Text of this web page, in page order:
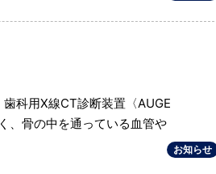
科用X線CT診断装置〈AUGE
、骨の中を通っている血管や
お知らせ